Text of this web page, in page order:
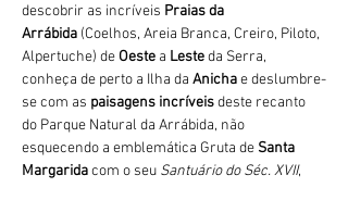
descobrir as incríveis Praias da
Arrábida (Coelhos, Areia Branca, Creiro, Piloto,
Alpertuche) de Oeste a Leste da Serra,
conheça de perto a Ilha da Anicha e deslumbre-
se com as paisagens incríveis deste recanto
do Parque Natural da Arrábida, não
esquecendo a emblemática Gruta de Santa
Margarida com o seu Santuário do Séc. XVII,